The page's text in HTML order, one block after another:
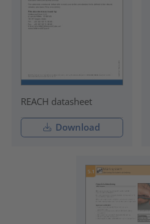
REACH datasheet
Download